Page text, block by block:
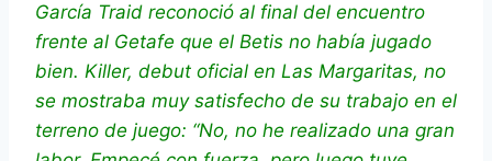
García Traid reconoció al final del encuentro
frente al Getafe que el Betis no había jugado
bien. Killer, debut oficial en Las Margaritas, no
se mostraba muy satisfecho de su trabajo en el
terreno de juego: “No, no he realizado una gran